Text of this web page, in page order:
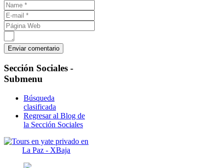
Sección Sociales -
Submenu
Búsqueda
clasificada
Regresar al Blog de
la Sección Sociales